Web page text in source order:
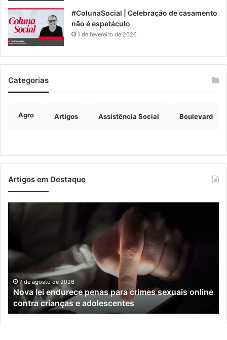
#ColunaSocial | Celebração de casamento
não é espetáculo
1 de fevereiro de 2026
Categorias
Agro Artigos Assistência Social Boulevard
Artigos em Destaque
para
crimes
sexuais
online
contra
crianças
e
adolescentes
7 de agosto de 2026
Nova lei endurece penas para crimes sexuais online
contra crianças e adolescentes